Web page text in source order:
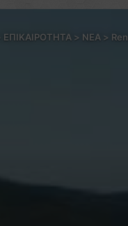
ΕΠΙΚΑΙΡΟΤΗΤΑ > NEA >